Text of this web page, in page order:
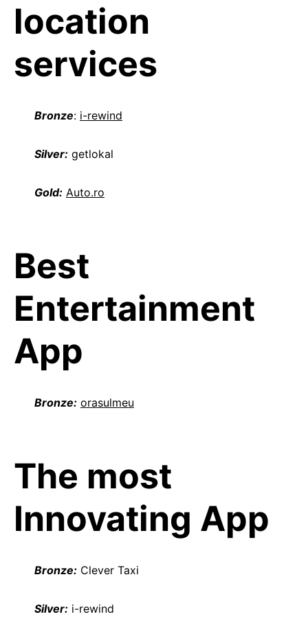
location
services
Bronze: i-rewind
Silver: getlokal
Gold: Auto.ro
Best
Entertainment
App
Bronze: orasulmeu
The most
Innovating App
Bronze: Clever Taxi
Silver: i-rewind